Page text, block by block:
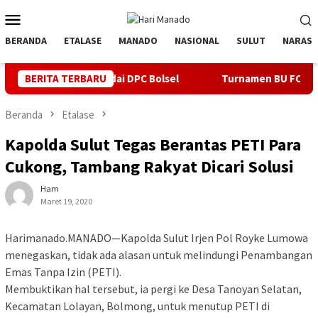
ke
kontenMobile
BERANDA ETALASE MANADO NASIONAL SULUT NARASI
BERITA TERBARU
DPC Bolsel Turnamen BU FC ke 4 Kata Ketua
Beranda Etalase
Kapolda Sulut Tegas Berantas PETI Para
Cukong, Tambang Rakyat Dicari Solusi
Ham
Maret 19, 2020
Harimanado.MANADO—Kapolda Sulut Irjen Pol Royke Lumowa
menegaskan, tidak ada alasan untuk melindungi Penambangan
Emas Tanpa Izin (PETI).
Membuktikan hal tersebut, ia pergi ke Desa Tanoyan Selatan,
Kecamatan Lolayan, Bolmong, untuk menutup PETI di